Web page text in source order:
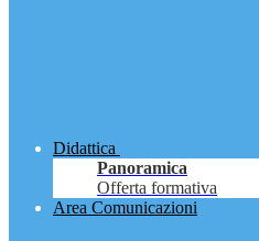
Didattica
Panoramica
Offerta formativa
Area Comunicazioni